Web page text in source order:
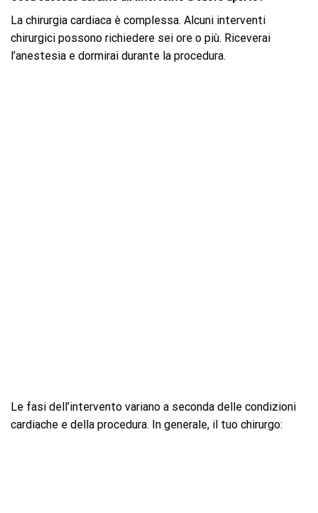
La chirurgia cardiaca è complessa. Alcuni interventi
chirurgici possono richiedere sei ore o più. Riceverai
l’anestesia e dormirai durante la procedura.
Le fasi dell’intervento variano a seconda delle condizioni
cardiache e della procedura. In generale, il tuo chirurgo: